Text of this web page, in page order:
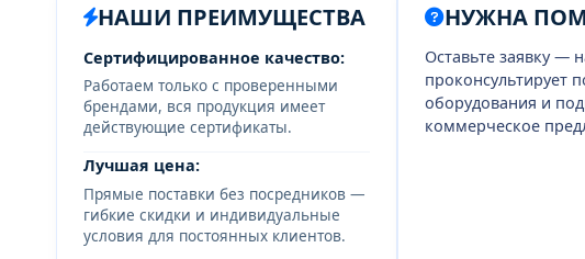
НАШИ ПРЕИМУЩЕСТВА
Сертифицированное качество:
Работаем только с проверенными
брендами, вся продукция имеет
действующие сертификаты.
Лучшая цена:
Прямые поставки без посредников —
гибкие скидки и индивидуальные
условия для постоянных клиентов.
НУЖНА
Оставьте заявку —
проконсультирует
оборудования и
коммерческое